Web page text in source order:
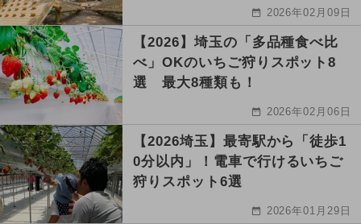
2026年02月09日
【2026】埼玉の「多品種食べ比
べ」OKのいちご狩りスポット8
選 最大8種類も！
2026年02月06日
【2026埼玉】最寄駅から「徒歩1
0分以内」！電車で行けるいちご
狩りスポット6選
2026年01月29日